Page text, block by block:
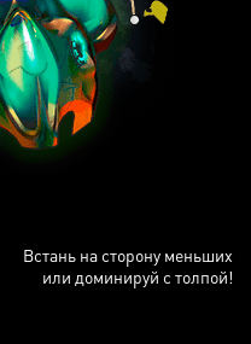
Встань на сторону меньших
или доминируй с толпой!